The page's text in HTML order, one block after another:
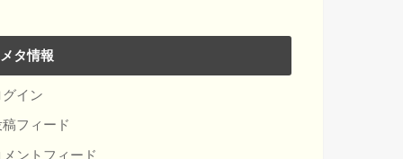
メタ情報
グイン
稿フィード
メントフィード